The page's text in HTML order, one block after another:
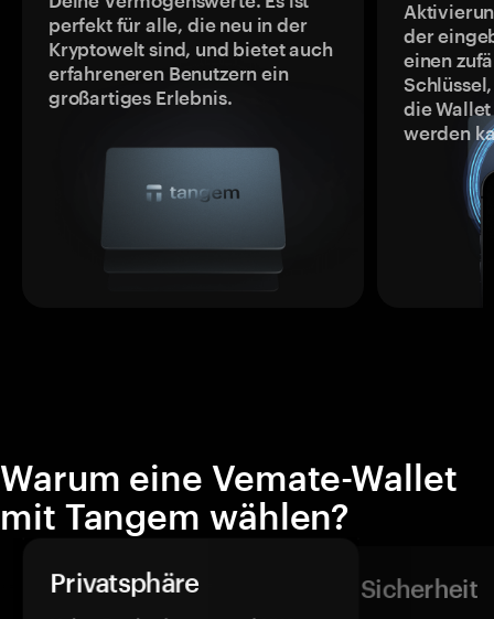
perfekt für alle, die neu in der
Kryptowelt sind, und bietet auch
erfahreneren Benutzern ein
großartiges Erlebnis.
der
einen
die
werden
Warum eine Vemate-Wallet
mit Tangem wählen?
Privatsphäre Sicherheit